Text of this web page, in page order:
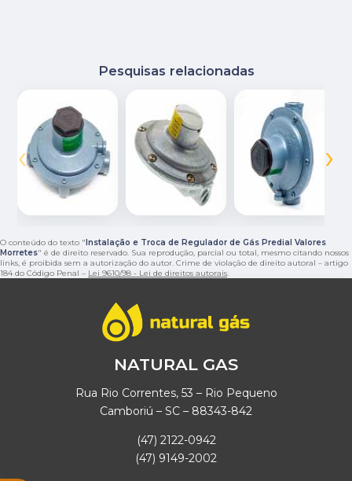
Pesquisas relacionadas
‹ ›
O conteúdo do texto "Instalação e Troca de Regulador de Gás Predial Valores
Morretes" é de direito reservado. Sua reprodução, parcial ou total, mesmo citando nossos
links, é proibida sem a autorização do autor. Crime de violação de direito autoral – artigo
184 do Código Penal – Lei 9610/98 - Lei de direitos autorais.
NATURAL GAS
Rua Rio Correntes, 53 – Rio Pequeno
Camboriú – SC – 88343-842
(47) 2122-0942
(47) 9149-2002